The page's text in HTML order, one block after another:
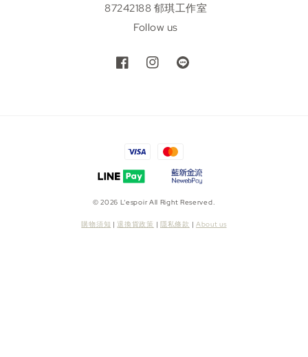
87242188 郁琪工作室
Follow us
© 2026 L’espoir All Right Reserved.
購物須知 |退換貨政策 | 隱私條款 | About us